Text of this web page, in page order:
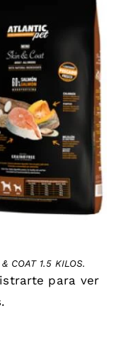
COAT 1.5 KILOS.
para ver